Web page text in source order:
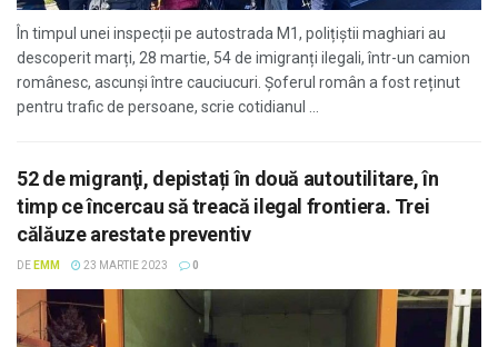
În timpul unei inspecții pe autostrada M1, polițiștii maghiari au
descoperit marți, 28 martie, 54 de imigranți ilegali, într-un camion
românesc, ascunși între cauciucuri. Șoferul român a fost reținut
pentru trafic de persoane, scrie cotidianul ...
52 de migranţi, depistați în două autoutilitare, în
timp ce încercau să treacă ilegal frontiera. Trei
călăuze arestate preventiv
DE EMM 23 MARTIE 2023 0